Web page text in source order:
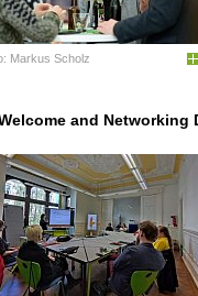
Markus Scholz
and Networking